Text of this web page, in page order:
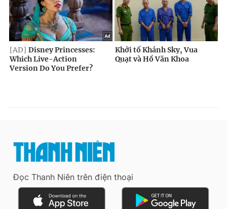
Đọc Thanh Niên trên điện thoại